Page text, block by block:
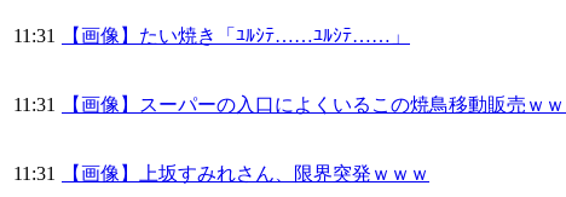
11:31 【画像】たい焼き「ﾕﾙｼﾃ……ﾕﾙｼﾃ……」
11:31 【画像】スーパーの入口によくいるこの焼鳥移動販売ｗ
11:31 【画像】上坂すみれさん、限界突発ｗｗｗ